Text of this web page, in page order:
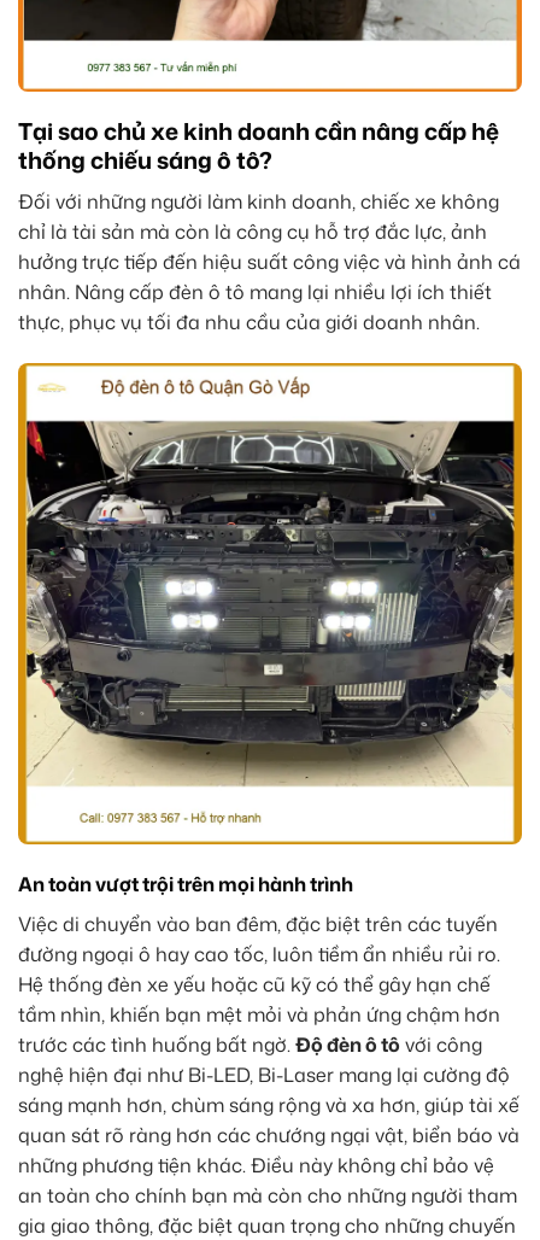
Tại sao chủ xe kinh doanh cần nâng cấp hệ
thống chiếu sáng ô tô?
Đối với những người làm kinh doanh, chiếc xe không
chỉ là tài sản mà còn là công cụ hỗ trợ đắc lực, ảnh
hưởng trực tiếp đến hiệu suất công việc và hình ảnh cá
nhân. Nâng cấp đèn ô tô mang lại nhiều lợi ích thiết
thực, phục vụ tối đa nhu cầu của giới doanh nhân.
An toàn vượt trội trên mọi hành trình
Việc di chuyển vào ban đêm, đặc biệt trên các tuyến
đường ngoại ô hay cao tốc, luôn tiềm ẩn nhiều rủi ro.
Hệ thống đèn xe yếu hoặc cũ kỹ có thể gây hạn chế
tầm nhìn, khiến bạn mệt mỏi và phản ứng chậm hơn
trước các tình huống bất ngờ.Độ đèn ô tô với công
nghệ hiện đại như Bi-LED, Bi-Laser mang lại cường độ
sáng mạnh hơn, chùm sáng rộng và xa hơn, giúp tài xế
quan sát rõ ràng hơn các chướng ngại vật, biển báo và
những phương tiện khác. Điều này không chỉ bảo vệ
an toàn cho chính bạn mà còn cho những người tham
gia giao thông, đặc biệt quan trọng cho những chuyến